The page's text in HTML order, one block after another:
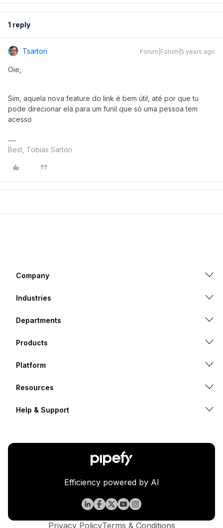
1 reply
Tsartori Forum|Forum|5 years ago
Oie,
Sim, aquela nova feature do link é bem útil, até por que tu
pode direcionar ela para um funil que só uma pessoa tem
acesso
Best, Tobias Sartori
Company
Industries
Departments
Products
Platform
Resources
Help & Support
Efficiency powered by AI
Privacy PolicyTerms & Conditions